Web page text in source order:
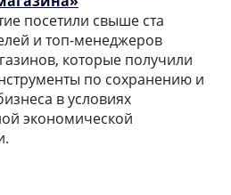
посетили свыше ста
и топ-менеджеров
которые получили
по сохранению и
в условиях
экономической